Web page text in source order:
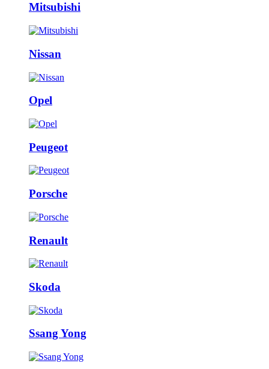
Mitsubishi
Nissan
Opel
Peugeot
Porsche
Renault
Skoda
Ssang Yong